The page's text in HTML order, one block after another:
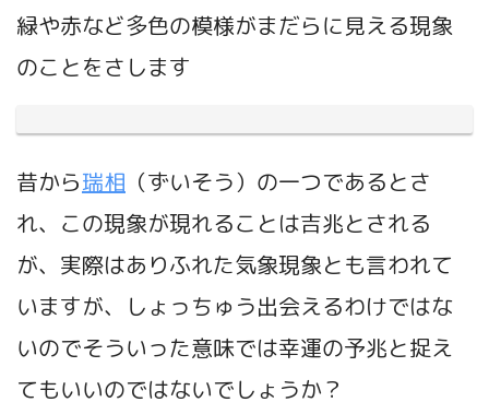
緑や赤など多色の模様がまだらに見える現象
のことをさします
昔から瑞相 （ずいそう）の一つであるとさ
れ、この現象が現れることは吉兆とされる
が、実際はありふれた気象現象とも言われて
いますが、しょっちゅう出会えるわけではな
いのでそういった意味では幸運の予兆と捉え
てもいいのではないでしょうか？